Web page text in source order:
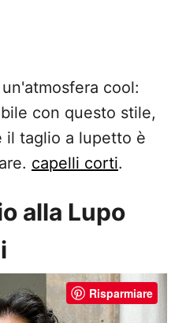
cool:
con questo stile,
il taglio a lupetto è
capelli corti.
alla Lupo
Risparmiare